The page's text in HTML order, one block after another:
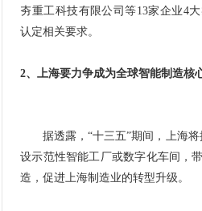
夯重工科技有限公司等13家企业4
认定相关要求。
2、上海要力争成为全球智能制造核
据透露，“十三五”期间，上海将
设示范性智能工厂或数字化车间，
造，促进上海制造业的转型升级。